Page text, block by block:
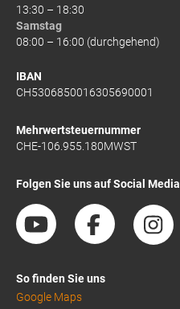
13:30 – 18:30
Samstag
08:00 – 16:00 (durchgehend)
IBAN
CH5306850016305690001
Mehrwertsteuernummer
CHE-106.955.180MWST
Folgen Sie uns auf Social Media
So finden Sie uns
Google Maps